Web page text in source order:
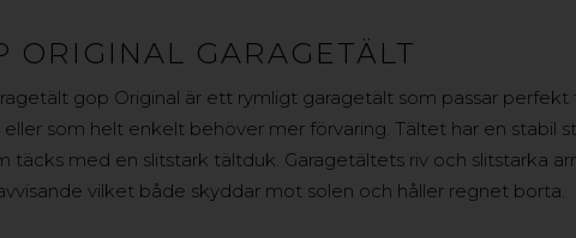
ORIGINAL GARAGETÄLT
gop Original är ett rymligt garagetält som passar
eller som helt enkelt behöver mer förvaring. Tältet har en stabil
täcks med en slitstark tältduk. Garagetältets riv och slitstarka
vilket både skyddar mot solen och håller regnet borta.